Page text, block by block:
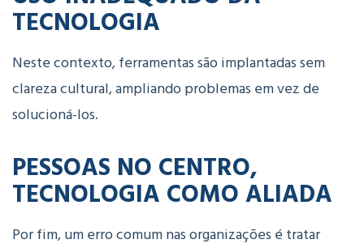
TECNOLOGIA
Neste contexto, ferramentas são implantadas sem
clareza cultural, ampliando problemas em vez de
solucioná-los.
PESSOAS NO CENTRO,
TECNOLOGIA COMO ALIADA
Por fim, um erro comum nas organizações é tratar